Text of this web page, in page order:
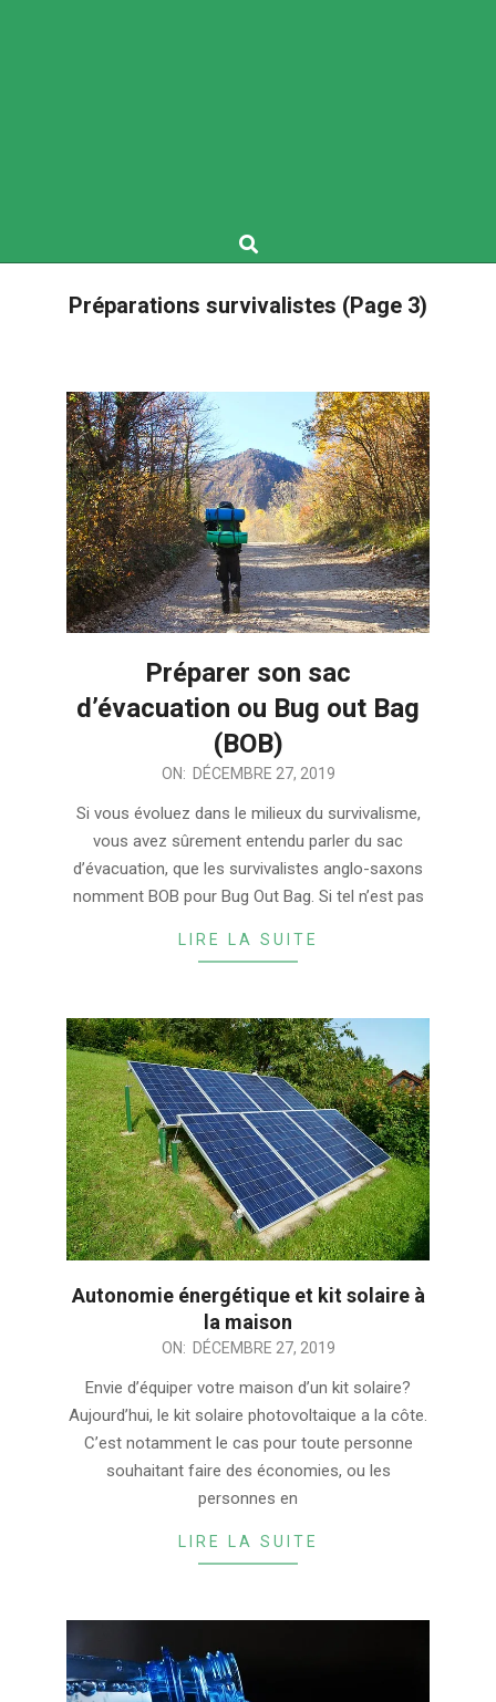
Search
Préparations survivalistes (Page 3)
Préparer son sac
d’évacuation ou Bug out Bag
(BOB)
ON: DÉCEMBRE 27, 2019
Si vous évoluez dans le milieux du survivalisme,
vous avez sûrement entendu parler du sac
d’évacuation, que les survivalistes anglo-saxons
nomment BOB pour Bug Out Bag. Si tel n’est pas
LIRE LA SUITE
Autonomie énergétique et kit solaire à
la maison
ON: DÉCEMBRE 27, 2019
Envie d’équiper votre maison d’un kit solaire?
Aujourd’hui, le kit solaire photovoltaique a la côte.
C’est notamment le cas pour toute personne
souhaitant faire des économies, ou les
personnes en
LIRE LA SUITE